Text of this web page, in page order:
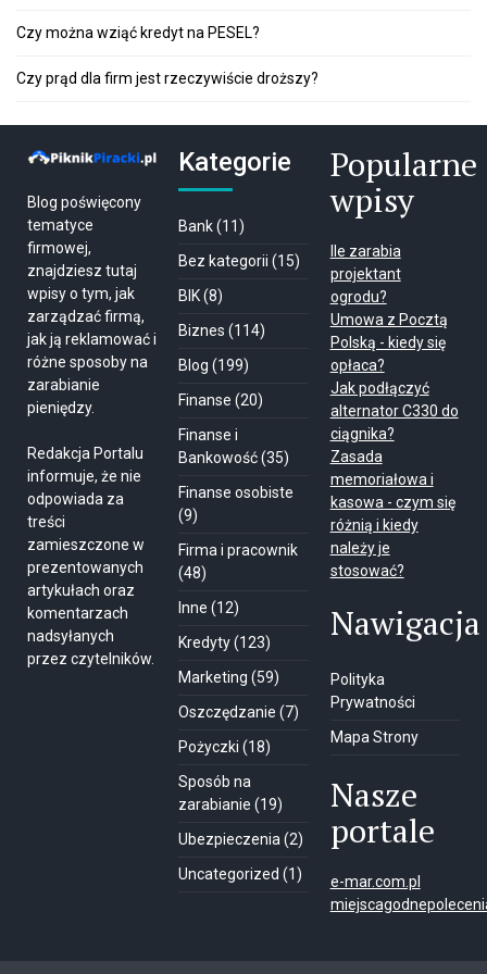
Czy można wziąć kredyt na PESEL?
Czy prąd dla firm jest rzeczywiście droższy?
Blog poświęcony
tematyce
firmowej,
znajdziesz tutaj
wpisy o tym, jak
zarządzać firmą,
jak ją reklamować i
różne sposoby na
zarabianie
pieniędzy.
Redakcja Portalu
informuje, że nie
odpowiada za
treści
zamieszczone w
prezentowanych
artykułach oraz
komentarzach
nadsyłanych
przez czytelników.
Kategorie
Bank(11)
Bez kategorii (15)
BIK(8)
Biznes (114)
Blog (199)
Finanse (20)
Finanse i
Bankowość(35)
Finanse osobiste
(9)
Firma i pracownik
(48)
Inne (12)
Kredyty(123)
Marketing (59)
Oszczędzanie (7)
Pożyczki (18)
Sposób na
zarabianie (19)
Ubezpieczenia (2)
Uncategorized (1)
Popularne
wpisy
Ile zarabia
projektant
ogrodu?
Umowa z Pocztą
Polską - kiedy się
opłaca?
Jak podłączyć
alternator C330 do
ciągnika?
Zasada
memoriałowa i
kasowa - czym się
różnią i kiedy
należy je
stosować?
Nawigacja
Polityka
Prywatności
Mapa Strony
Nasze
portale
e-mar.com.pl